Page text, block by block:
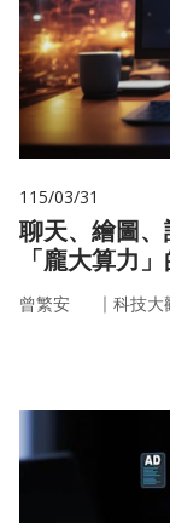
115/03/31
聊天、繪圖
「龐大算力
曾繁安 ｜ 科技大